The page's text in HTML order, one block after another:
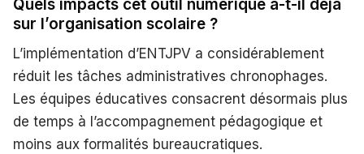
Quels impacts cet outil numérique a-t-il déjà
sur l’organisation scolaire ?
L’implémentation d’ENTJPV a considérablement
réduit les tâches administratives chronophages.
Les équipes éducatives consacrent désormais plus
de temps à l’accompagnement pédagogique et
moins aux formalités bureaucratiques.